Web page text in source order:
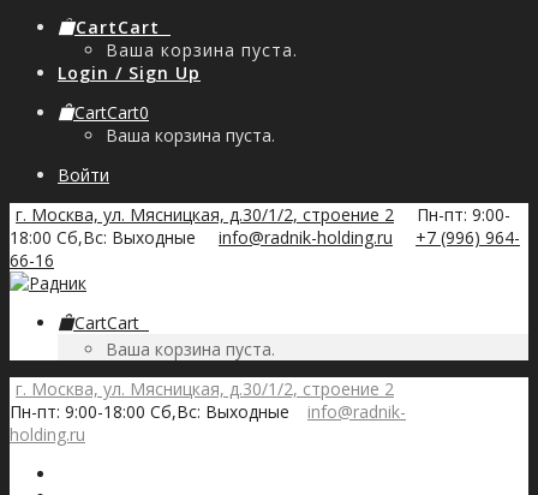
CartCart
Ваша корзина пуста.
Login / Sign Up
CartCart0
Ваша корзина пуста.
Войти
г. Москва, ул. Мясницкая, д.30/1/2, строение 2
Пн-пт: 9:00-
18:00 Сб,Вс: Выходные
info@radnik-holding.ru
+7 (996) 964-
66-16
CartCart
Ваша корзина пуста.
г. Москва, ул. Мясницкая, д.30/1/2, строение 2
Пн-пт: 9:00-18:00 Сб,Вс: Выходные
info@radnik-
holding.ru